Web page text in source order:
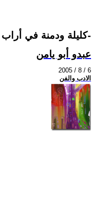
كليلة ودمنة في أراب استان -2-
عبدو أبو يامن
2005 / 8 / 6
الادب والفن